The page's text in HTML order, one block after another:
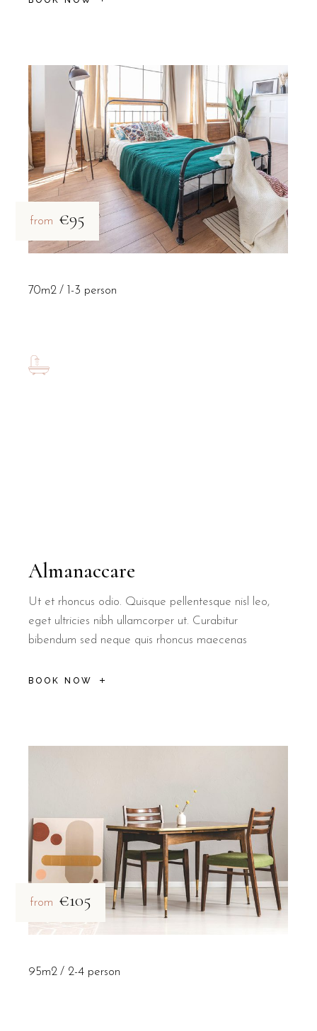
from €95
Almanaccare
Ut et rhoncus odio. Quisque pellentesque nisl leo,
eget ultricies nibh ullamcorper ut. Curabitur
bibendum sed neque quis rhoncus maecenas
BOOK NOW
70m2 1-3 person
from €105
95m2 2-4 person